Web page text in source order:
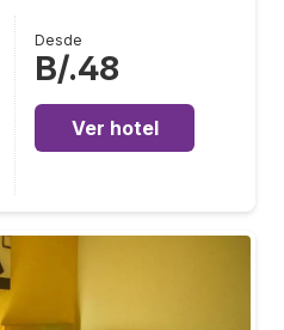
Desde
B/.48
Ver hotel